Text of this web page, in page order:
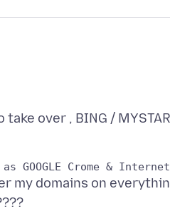
over , BING /
my domains on